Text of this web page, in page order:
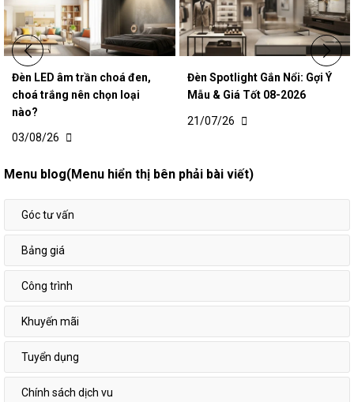
Đèn LED âm trần choá đen,
choá trắng nên chọn loại
nào?
03/08/26
Đèn Spotlight Gắn Nổi: Gợi Ý
Mẫu & Giá Tốt 08-2026
21/07/26
Menu blog(Menu hiển thị bên phải bài viết)
Góc tư vấn
Bảng giá
Công trình
Khuyến mãi
Tuyển dụng
Chính sách dịch vu